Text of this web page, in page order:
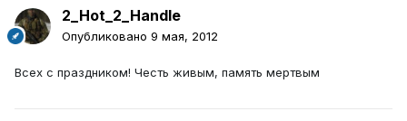
2_Hot_2_Handle
Опубликовано 9 мая, 2012
Всех с праздником! Честь живым, память мертвым